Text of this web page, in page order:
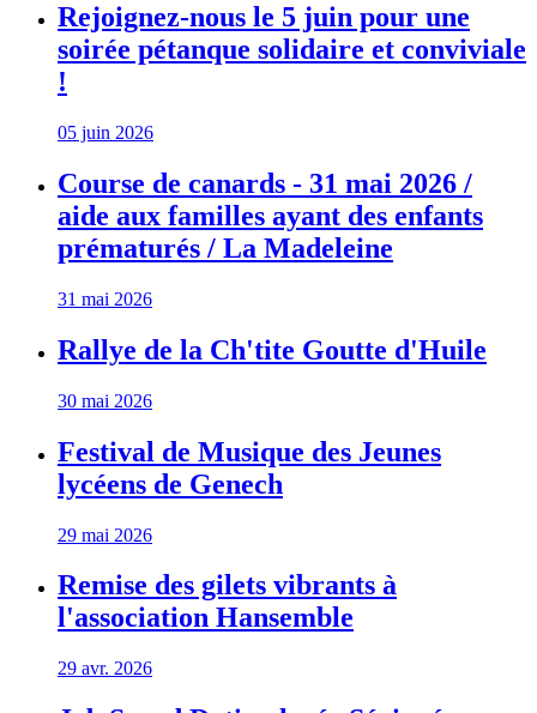
Rejoignez-nous le 5 juin pour une
soirée pétanque solidaire et conviviale
!
05 juin 2026
Course de canards - 31 mai 2026 /
aide aux familles ayant des enfants
prématurés / La Madeleine
31 mai 2026
Rallye de la Ch'tite Goutte d'Huile
30 mai 2026
Festival de Musique des Jeunes
lycéens de Genech
29 mai 2026
Remise des gilets vibrants à
l'association Hansemble
29 avr. 2026